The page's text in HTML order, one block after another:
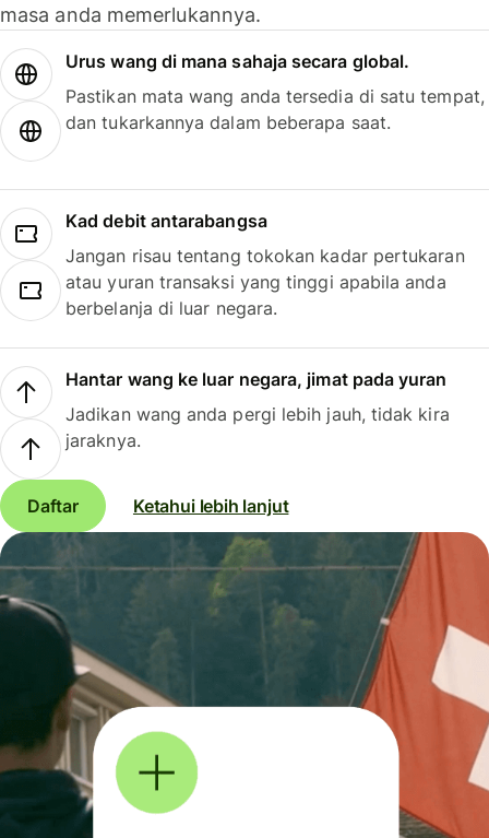
masa anda memerlukannya.
Urus wang di mana sahaja secara global.
Pastikan mata wang anda tersedia di satu tempat,
dan tukarkannya dalam beberapa saat.
Kad debit antarabangsa
Jangan risau tentang tokokan kadar pertukaran
atau yuran transaksi yang tinggi apabila anda
berbelanja di luar negara.
Hantar wang ke luar negara, jimat pada yuran
Jadikan wang anda pergi lebih jauh, tidak kira
jaraknya.
Daftar Ketahui lebih lanjut